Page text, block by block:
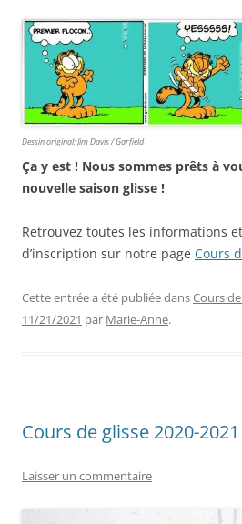
Dessin original: Jim Davis / Garfield
Ça y est ! Nous sommes prêts à
nouvelle saison glisse !
Retrouvez toutes les informations
d’inscription sur notre page Cours
Cette entrée a été publiée dansCours
11/21/2021 par Marie-Anne.
Cours de glisse 2020-2021
Laisser un commentaire